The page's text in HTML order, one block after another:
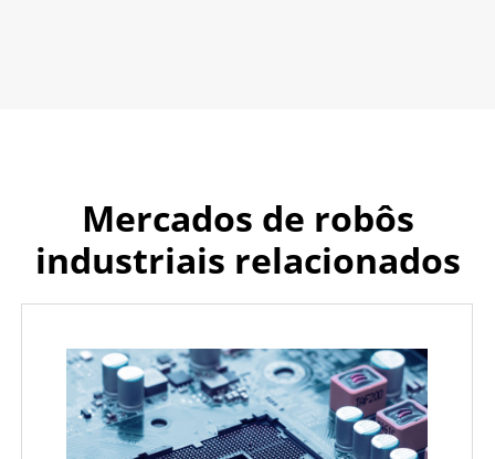
Mercados de robôs
industriais relacionados